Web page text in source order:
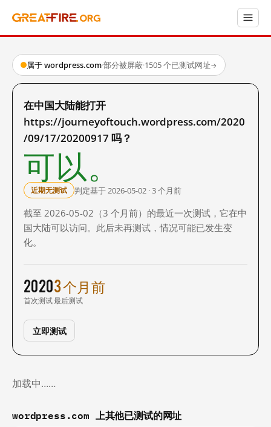
属于 wordpress.com·部分被屏蔽·1505 个已测试网址→
在中国大陆能打开
https://journeyoftouch.wordpress.com/2020
/09/17/20200917 吗？
可以。
近期无测试 判定基于 2026-05-02 · 3 个月前
截至 2026-05-02（3 个月前）的最近一次测试，它在中
国大陆可以访问。此后未再测试，情况可能已发生变
化。
2020
首次测试
3 个月前
最后测试
立即测试
加载中……
wordpress.com 上其他已测试的网址